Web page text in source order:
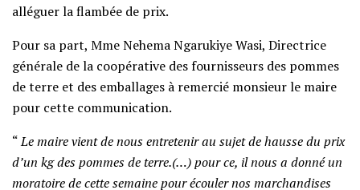
alléguer la flambée de prix.
Pour sa part, Mme Nehema Ngarukiye Wasi, Directrice
générale de la coopérative des fournisseurs des pommes
de terre et des emballages à remercié monsieur le maire
pour cette communication.
“Le maire vient de nous entretenir au sujet de hausse du prix
d’un kg des pommes de terre.(…) pour ce, il nous a donné un
moratoire de cette semaine pour écouler nos marchandises